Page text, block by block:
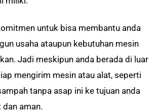
untuk bisa membantu anda
usaha ataupun kebutuhan mesin
Jadi meskipun anda berada di luar
mengirim mesin atau alat, seperti
tanpa asap ini ke tujuan anda
aman.